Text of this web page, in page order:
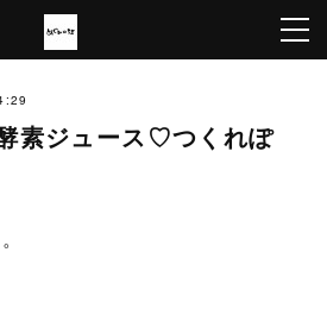
素ジュース♡つくれぽ